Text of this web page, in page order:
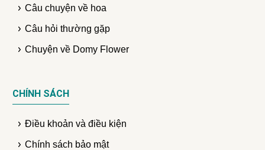
Câu chuyện về hoa
Câu hỏi thường gặp
Chuyện về Domy Flower
CHÍNH SÁCH
Điều khoản và điều kiện
Chính sách bảo mật